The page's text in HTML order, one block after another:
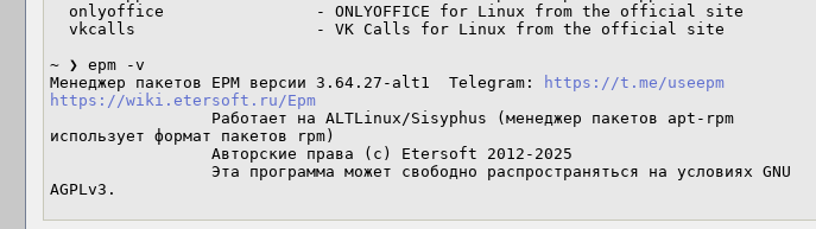
~ ❯ epm -v
Менеджер пакетов EPM версии 3.64.27-alt1  Telegram:
https://t.me/useepm
https://wiki.etersoft.ru/Epm
использует формат пакетов rpm)
AGPLv3.